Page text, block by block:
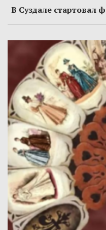
В Суздале стартовал